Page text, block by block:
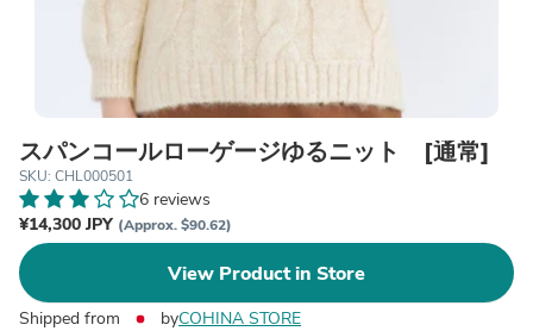
スパンコールローゲージゆるニット [通常]
SKU: CHL000501
6 reviews
¥14,300 JPY (Approx. $90.62)
View Product in Store
Shipped from byCOHINA STORE